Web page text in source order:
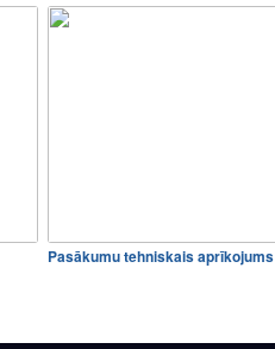
Pasākumu tehniskais aprīkojums